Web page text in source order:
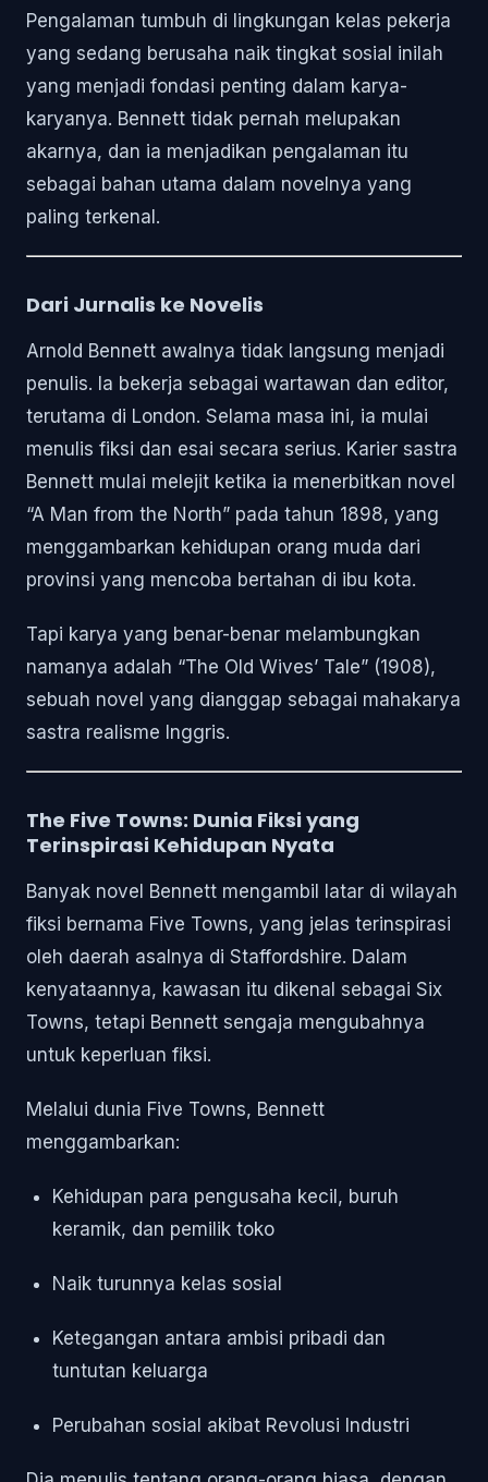
Pengalaman tumbuh di lingkungan kelas pekerja
yang sedang berusaha naik tingkat sosial inilah
yang menjadi fondasi penting dalam karya-
karyanya. Bennett tidak pernah melupakan
akarnya, dan ia menjadikan pengalaman itu
sebagai bahan utama dalam novelnya yang
paling terkenal.
Dari Jurnalis ke Novelis
Arnold Bennett awalnya tidak langsung menjadi
penulis. Ia bekerja sebagai wartawan dan editor,
terutama di London. Selama masa ini, ia mulai
menulis fiksi dan esai secara serius. Karier sastra
Bennett mulai melejit ketika ia menerbitkan novel
“A Man from the North” pada tahun 1898, yang
menggambarkan kehidupan orang muda dari
provinsi yang mencoba bertahan di ibu kota.
Tapi karya yang benar-benar melambungkan
namanya adalah “The Old Wives’ Tale” (1908),
sebuah novel yang dianggap sebagai mahakarya
sastra realisme Inggris.
The Five Towns: Dunia Fiksi yang
Terinspirasi Kehidupan Nyata
Banyak novel Bennett mengambil latar di wilayah
fiksi bernama Five Towns, yang jelas terinspirasi
oleh daerah asalnya di Staffordshire. Dalam
kenyataannya, kawasan itu dikenal sebagai Six
Towns, tetapi Bennett sengaja mengubahnya
untuk keperluan fiksi.
Melalui dunia Five Towns, Bennett
menggambarkan:
Kehidupan para pengusaha kecil, buruh
keramik, dan pemilik toko
Naik turunnya kelas sosial
Ketegangan antara ambisi pribadi dan
tuntutan keluarga
Perubahan sosial akibat Revolusi Industri